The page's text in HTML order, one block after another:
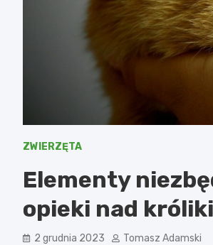
ZWIERZĘTA
Elementy
opieki nad
2 grudnia 2023 Tomasz Adamski